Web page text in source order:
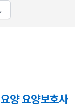
양 요양보호사